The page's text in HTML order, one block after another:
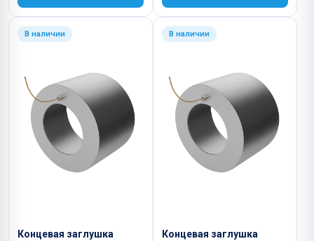
В наличии
Концевая заглушка
В наличии
Концевая заглушка